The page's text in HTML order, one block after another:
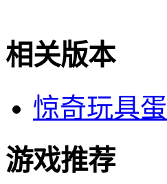
相关版本
惊奇玩具蛋
游戏推荐